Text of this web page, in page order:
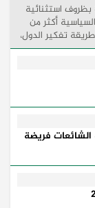
استثنائية
أكثر من
تفكير الدول،
تفصل بين القوة
فريضة